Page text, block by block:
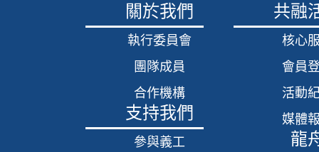
關於我們
執行委員會
團隊成員
合作機構
支持我們
參與義工
共融
核心
會員
活動
媒體
龍